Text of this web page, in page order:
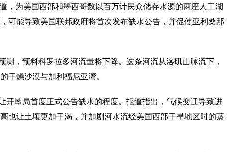
，为美国西部和墨西哥数以百万计民众储存水源的两座人工湖
可能导致美国联邦政府将首次发布缺水公告，并促使亚利桑那
测，预料科罗拉多河流量将下降。这条河流从洛矶山脉流下，
干燥沙漠与加利福尼亚湾。
开垦局首度正式公告缺水的程度。报道指出，气候变迁导致进
也让土壤更加干渴，并加剧河水流经美国西部干旱地区时的蒸